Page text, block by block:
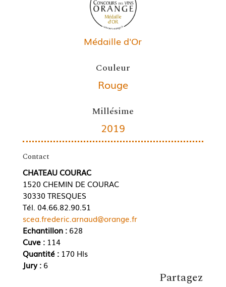
Médaille d'Or
Couleur
Rouge
Millésime
2019
Contact
CHATEAU COURAC
1520 CHEMIN DE COURAC
30330 TRESQUES
Tél. 04.66.82.90.51
scea.frederic.arnaud@orange.fr
Echantillon :628
Cuve : 114
Quantité : 170 Hls
Jury : 6
Partagez